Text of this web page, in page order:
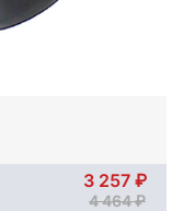
3 257
4 464